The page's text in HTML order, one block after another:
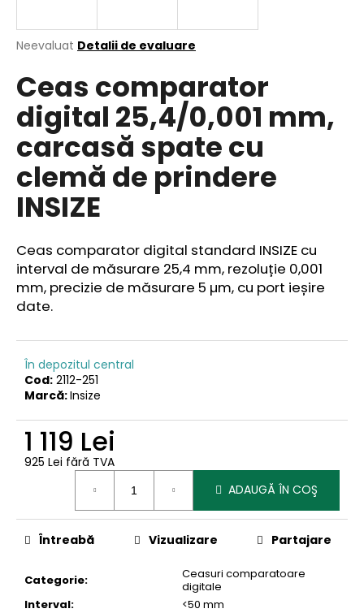
Evaluarea
a
produsului
este
0,0
din
5
stele.
Neevaluat Detalii de evaluare
Ceas comparator
digital 25,4/0,001 mm,
carcasă spate cu
clemă de prindere
INSIZE
Ceas comparator digital standard INSIZE cu
interval de măsurare 25,4 mm, rezoluție 0,001
mm, precizie de măsurare 5 µm, cu port ieșire
date.
În depozitul central
Cod: 2112-251
Marcă:Insize
1 119 Lei
925 Lei fără TVA
ADAUGĂ ÎN COŞ
Categorie:
Ceasuri comparatoare
digitale
Interval:
<50 mm
Întreabă Vizualizare Partajare
ă
e
c
o
m
a
n
ă
m